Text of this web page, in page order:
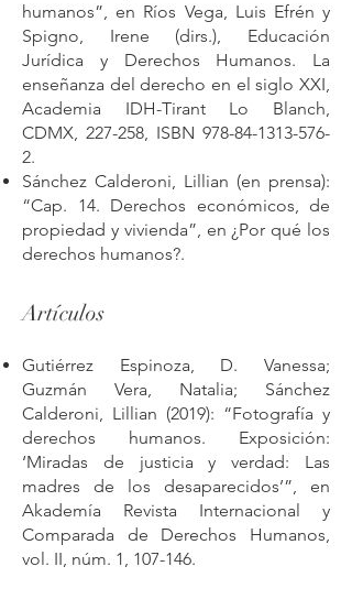
humanos”, en Ríos Vega, Luis Efrén y
Spigno, Irene (dirs.), Educación
Jurídica y Derechos Humanos. La
enseñanza del derecho en el siglo XXI,
Academia IDH-Tirant Lo Blanch,
CDMX, 227-258, ISBN 978-84-1313-576-
2.
Sánchez Calderoni, Lillian (en prensa):
“Cap. 14. Derechos económicos, de
propiedad y vivienda”, en ¿Por qué los
derechos humanos?.
Artículos
Gutiérrez Espinoza, D. Vanessa;
Guzmán Vera, Natalia; Sánchez
Calderoni, Lillian (2019): “Fotografía y
derechos humanos. Exposición:
‘Miradas de justicia y verdad: Las
madres de los desaparecidos’”, en
Akademía Revista Internacional y
Comparada de Derechos Humanos,
vol. II, núm. 1, 107-146.